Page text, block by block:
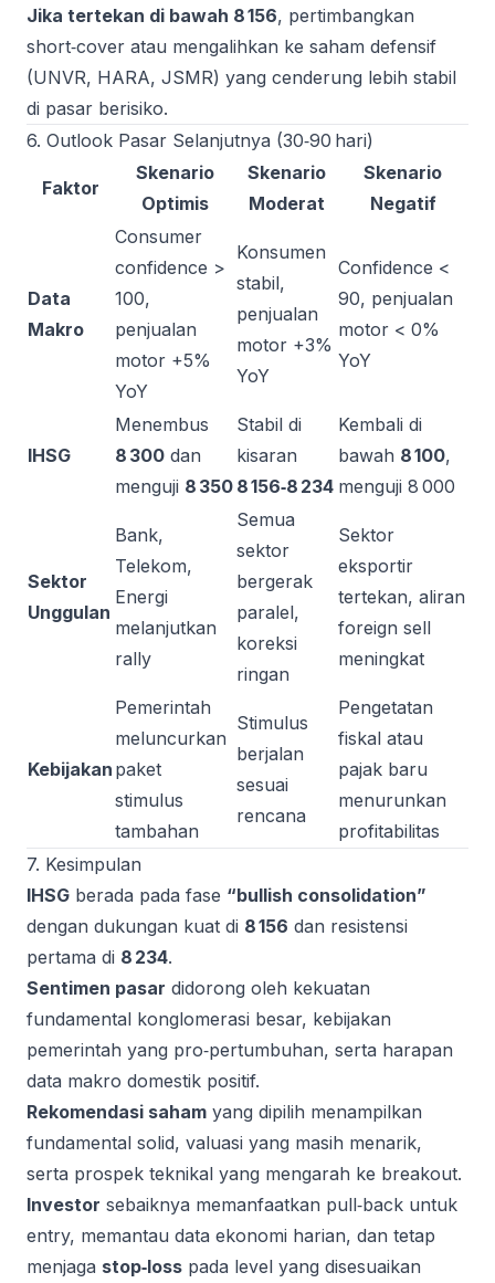
Jika tertekan di bawah 8 156, pertimbangkan
short‑cover atau mengalihkan ke saham defensif
(UNVR, HARA, JSMR) yang cenderung lebih stabil
di pasar berisiko.
6. Outlook Pasar Selanjutnya (30‑90 hari)
Faktor
Skenario
Optimis
Skenario
Moderat
Skenario
Negatif
Data
Makro
Consumer
confidence >
100,
penjualan
motor +5%
YoY
Konsumen
stabil,
penjualan
motor +3%
YoY
Confidence <
90, penjualan
motor < 0%
YoY
IHSG
Menembus
8 300 dan
menguji 8 350
Stabil di
kisaran
8 156‑8 234
Kembali di
bawah 8 100,
menguji 8 000
Sektor
Unggulan
Bank,
Telekom,
Energi
melanjutkan
rally
Semua
sektor
bergerak
paralel,
koreksi
ringan
Sektor
eksportir
tertekan, aliran
foreign sell
meningkat
Kebijakan
Pemerintah
meluncurkan
paket
stimulus
tambahan
Stimulus
berjalan
sesuai
rencana
Pengetatan
fiskal atau
pajak baru
menurunkan
profitabilitas
7. Kesimpulan
IHSG berada pada fase “bullish consolidation”
dengan dukungan kuat di 8 156 dan resistensi
pertama di 8 234.
Sentimen pasar didorong oleh kekuatan
fundamental konglomerasi besar, kebijakan
pemerintah yang pro‑pertumbuhan, serta harapan
data makro domestik positif.
Rekomendasi saham yang dipilih menampilkan
fundamental solid, valuasi yang masih menarik,
serta prospek teknikal yang mengarah ke breakout.
Investor sebaiknya memanfaatkan pull‑back untuk
entry, memantau data ekonomi harian, dan tetap
menjaga stop‑loss pada level yang disesuaikan